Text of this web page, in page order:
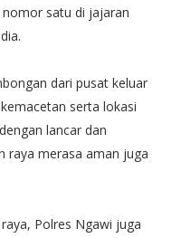
nomor satu di jajaran
dari pusat keluar
serta lokasi
lancar dan
raya merasa aman juga
Polres Ngawi juga